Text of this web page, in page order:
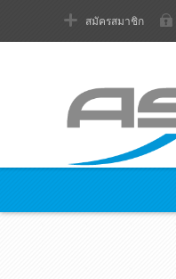
สมัครสมาชิก